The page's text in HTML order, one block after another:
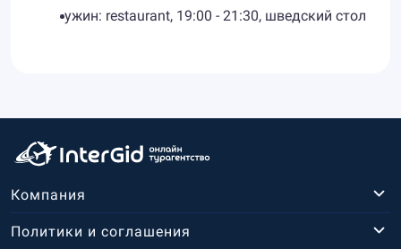
ужин: restaurant, 19:00 - 21:30, шведский стол
Компания
Политики и соглашения